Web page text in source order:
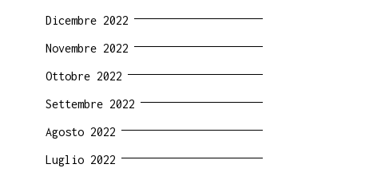
Dicembre 2022
Novembre 2022
Ottobre 2022
Settembre 2022
Agosto 2022
Luglio 2022